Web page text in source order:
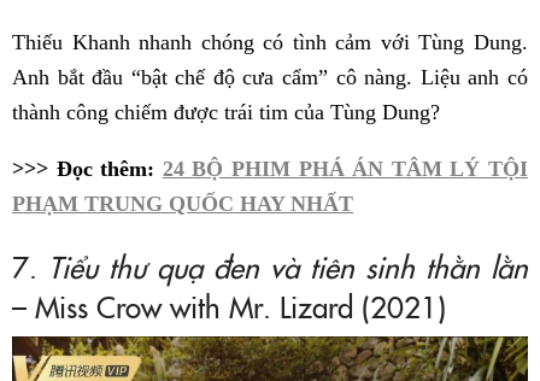
Thiếu Khanh nhanh chóng có tình cảm với Tùng Dung.
Anh bắt đầu “bật chế độ cưa cẩm” cô nàng. Liệu anh có
thành công chiếm được trái tim của Tùng Dung?
>>> Đọc thêm: 24 BỘ PHIM PHÁ ÁN TÂM LÝ TỘI
PHẠM TRUNG QUỐC HAY NHẤT
7. Tiểu thư quạ đen và tiên sinh thằn lằn
– Miss Crow with Mr. Lizard (2021)